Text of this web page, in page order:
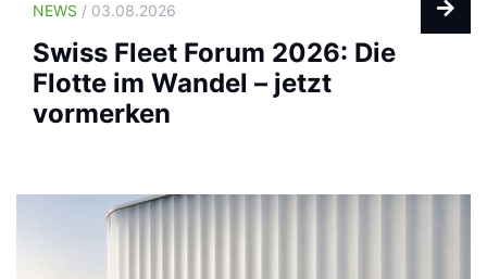
NEWS / 03.08.2026
Swiss Fleet Forum 2026: Die
Flotte im Wandel – jetzt
vormerken